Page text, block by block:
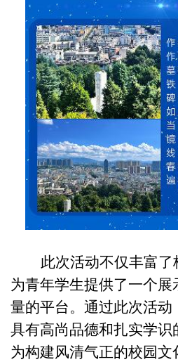
此次活动不仅丰富了
为青年学生提供了一个
量的平台。通过此次活动
具有高尚品德和扎实学
为构建风清气正的校园文